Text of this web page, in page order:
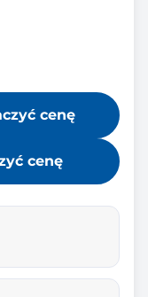
cenę
cenę